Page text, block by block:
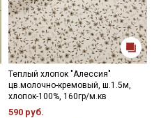
Теплый хлопок "Алессия"
цв.молочно-кремовый, ш.1.5м,
хлопок-100%, 160гр/м.кв
590 руб.